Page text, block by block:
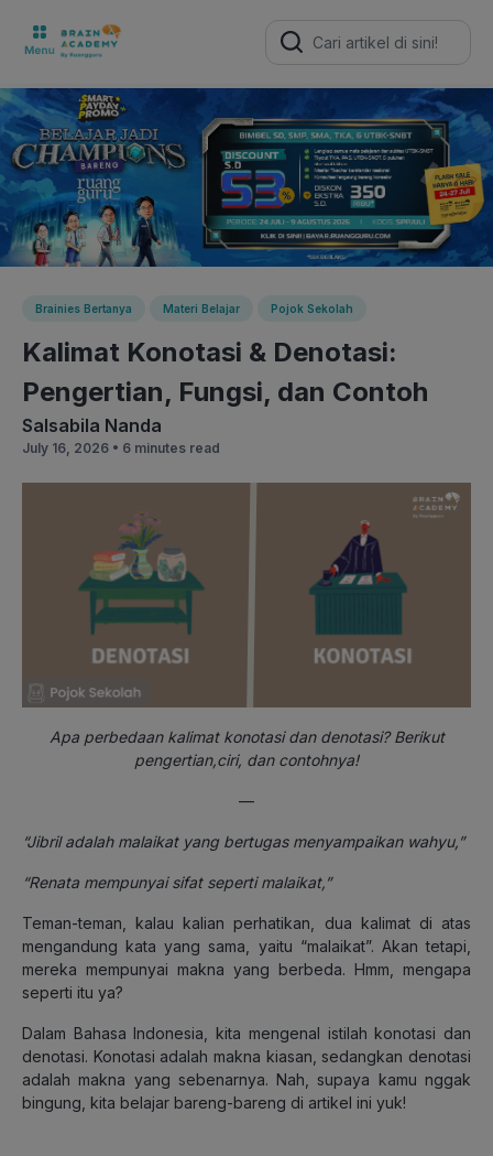
Search
for:
Brainies Bertanya Materi Belajar Pojok Sekolah
Kalimat Konotasi & Denotasi:
Pengertian, Fungsi, dan Contoh
Salsabila Nanda
July 16, 2026 • 6 minutes read
Apa perbedaan kalimat konotasi dan denotasi? Berikut
pengertian,ciri, dan contohnya!
—
“Jibril adalah malaikat yang bertugas menyampaikan wahyu,”
“Renata mempunyai sifat seperti malaikat,”
Teman-teman, kalau kalian perhatikan, dua kalimat di atas
mengandung kata yang sama, yaitu “malaikat”. Akan tetapi,
mereka mempunyai makna yang berbeda. Hmm, mengapa
seperti itu ya?
Dalam Bahasa Indonesia, kita mengenal istilah konotasi dan
denotasi. Konotasi adalah makna kiasan, sedangkan denotasi
adalah makna yang sebenarnya. Nah, supaya kamu nggak
bingung, kita belajar bareng-bareng di artikel ini yuk!